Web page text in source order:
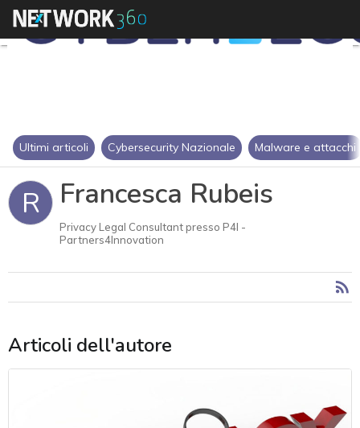
Ultimi articoli Cybersecurity Nazionale Malware e attacchi
R Francesca Rubeis
Privacy Legal Consultant presso P4I -
Partners4Innovation
Articoli dell'autore